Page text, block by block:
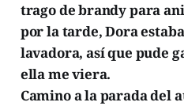
trago de brandy para
por la tarde, Dora
lavadora, así que pude
ella me viera.
Camino a la parada del